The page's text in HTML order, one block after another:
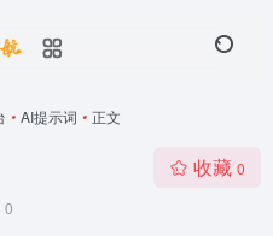
• AI提示词 • 正文
0
收藏 0